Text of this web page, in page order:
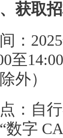
获取
：
至
外）
：自
数字